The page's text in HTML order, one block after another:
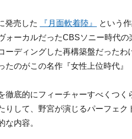
発売した 『月面軟着陸』
という作
ォーカルだったCBSソニー時代の
ーディングした再構築盤だった
たのがこの名作『女性上位時代』
徹底的にフィーチャーすべくつく
りして、野宮が演じるパーフェ
な内容。